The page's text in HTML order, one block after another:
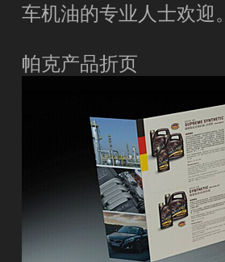
车机油的专业人士欢迎。
帕克产品折页